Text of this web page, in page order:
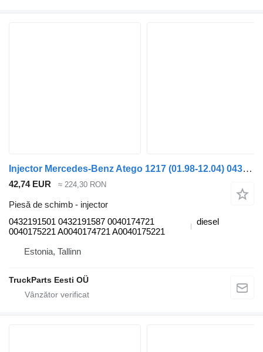
Injector Mercedes-Benz Atego 1217 (01.98-12.04) 0432191501 pentru cap tractor Mercedes-Benz Atego, Atego 2, Atego 3 (1996-)
42,74 EUR ≈ 224,30 RON
Piesă de schimb - injector
0432191501 0432191587 0040174721
0040175221 A0040174721 A0040175221
diesel
Estonia, Tallinn
TruckParts Eesti OÜ